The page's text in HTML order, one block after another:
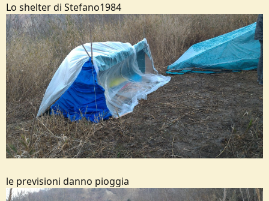
Lo shelter di Stefano1984
le previsioni danno pioggia